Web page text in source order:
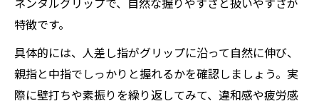
特徴です。
具体的には、人差し指がグリップに沿って自然に伸び、
親指と中指でしっかりと握れるかを確認しましょう。実
際に壁打ちや素振りを繰り返してみて、違和感や疲労感